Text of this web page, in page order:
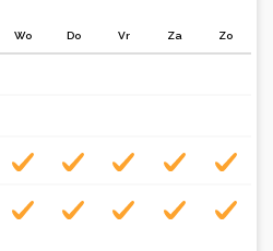
Wo Do Vr Za Zo